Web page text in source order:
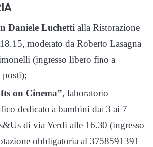
Daniele Luchetti alla Ristorazione
moderato da Roberto Lasagna
(ingresso libero fino a
posti);
on Cinema”, laboratorio
dedicato a bambini dai 3 ai 7
di via Verdi alle 16.30 (ingresso
obbligatoria al 3758591391